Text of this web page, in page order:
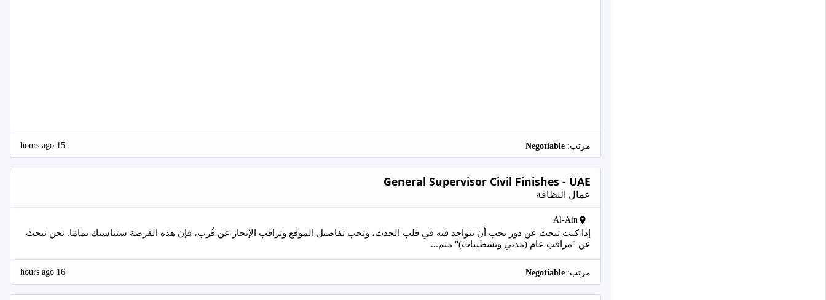
مرتب: 15 hours ago
General Supervisor Civil Finishes - UAE
عمال النظافة
Al-Ain
إذا كنت تبحث عن دور تحب أن تتواجد فيه في قلب الحدث، وتحب تفاصيل الموقع وتراقب الإنجاز عن قُرب، فإن هذه الفرصة ستناسبك تمامًا. نحن نبحث
عن "مراقب عام (مدني وتشطيبات)" متم...
مرتب: 16 hours ago